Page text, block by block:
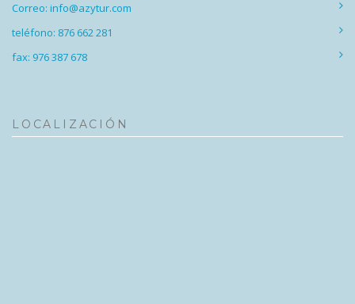
Correo: info@azytur.com
teléfono: 876 662 281
fax: 976 387 678
LOCALIZACIÓN